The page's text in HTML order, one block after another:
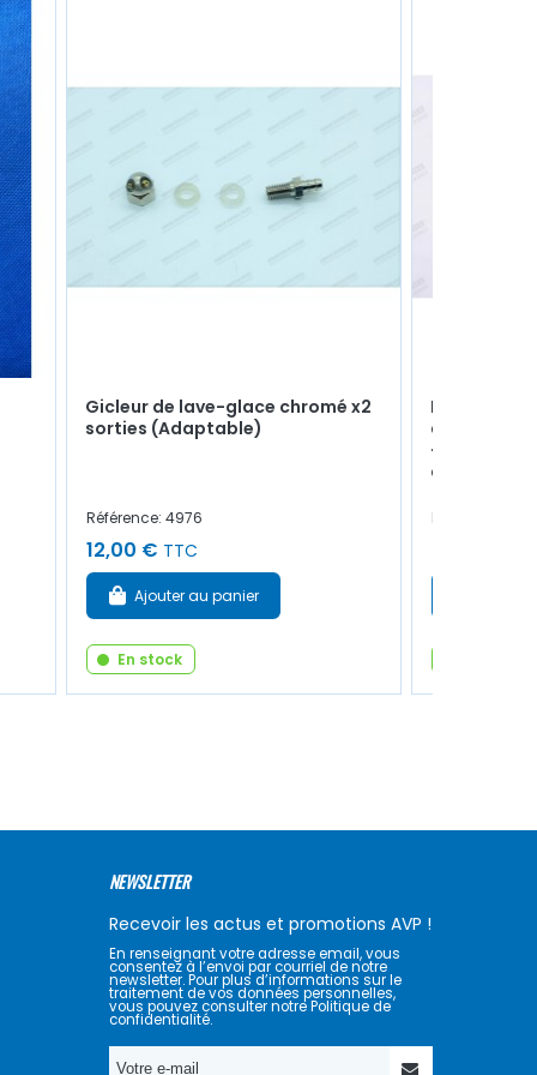
Gicleur de lave-glace chromé x2
sorties (Adaptable)
Référence: 4976
12,00 € TTC
Ajouter au panier
En stock
Patte
- R8G /
Référence:
NEWSLETTER
Recevoir les actus et promotions AVP !
En renseignant votre adresse email, vous
consentez à l’envoi par courriel de notre
newsletter. Pour plus d’informations sur le
traitement de vos données personnelles,
vous pouvez consulter notre Politique de
confidentialité.